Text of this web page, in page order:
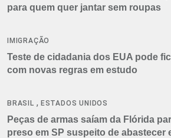
para quem quer jantar sem roupas
IMIGRAÇÃO
Teste de cidadania dos EUA pode
com novas regras em estudo
BRASIL , ESTADOS UNIDOS
Peças de armas saíam da Flórida
preso em SP suspeito de abastecer